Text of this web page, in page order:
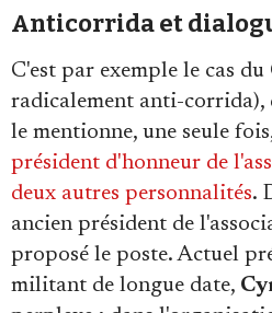
Anticorrida et
C'est par exemple le cas
radicalement anti-corrida),
le mentionne, une seule
président d'honneur de
deux autres personnalités.
ancien président de
proposé le poste. Actuel
militant de longue date,